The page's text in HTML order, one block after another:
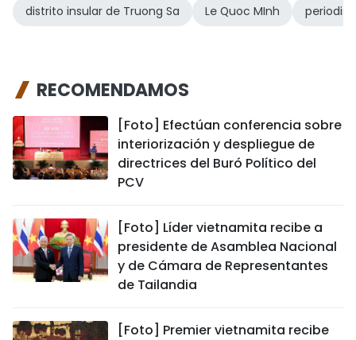
distrito insular de Truong Sa Le Quoc MInh
RECOMENDAMOS
[Foto] Efectúan conferencia sobre
interiorización y despliegue de
directrices del Buró Político del
PCV
[Foto] Líder vietnamita recibe a
presidente de Asamblea Nacional
y de Cámara de Representantes
de Tailandia
[Foto] Premier vietnamita recibe